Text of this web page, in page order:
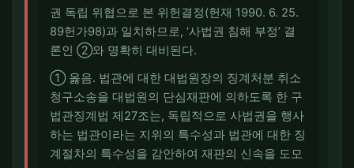
권 독립 위협으로 본 위헌결정(헌재 1990. 6. 25.
89헌가98)과 일치하므로, ‘사법권 침해 부정’ 결
론인 ②와 명확히 대비된다.
① 옳음. 법관에 대한 대법원장의 징계처분 취소
청구소송을 대법원의 단심재판에 의하도록 한 구
법관징계법 제27조는, 독립적으로 사법권을 행사
하는 법관이라는 지위의 특수성과 법관에 대한 징
계절차의 특수성을 감안하여 재판의 신속을 도모